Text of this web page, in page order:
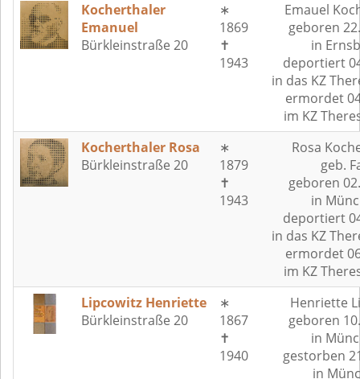
Kocherthaler
Emanuel
Bürkleinstraße 20
∗
1869
✝
1943
Emauel
geboren
in
deportiert
in das KZ
ermordet
im KZ
Kocherthaler Rosa
Bürkleinstraße 20
∗
1879
✝
1943
Rosa
geb.
geboren
in
deportiert
in das KZ
ermordet
im KZ
Lipcowitz Henriette
Bürkleinstraße 20
∗
1867
✝
1940
Henriette
geboren
in
gestorben
in